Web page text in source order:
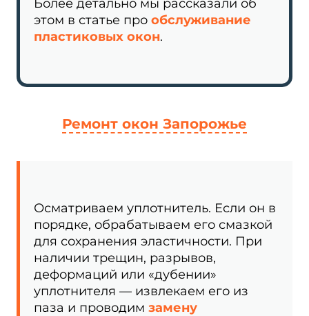
Более детально мы рассказали об
этом в статье про обслуживание
пластиковых окон.
Ремонт окон Запорожье
Осматриваем уплотнитель. Если он в
порядке, обрабатываем его смазкой
для сохранения эластичности. При
наличии трещин, разрывов,
деформаций или «дубении»
уплотнителя — извлекаем его из
паза и проводим замену